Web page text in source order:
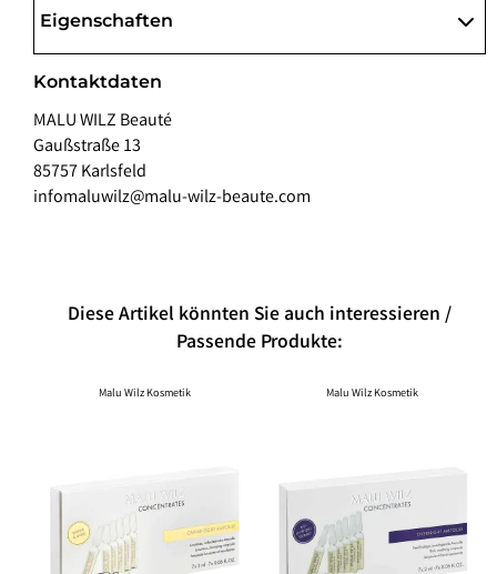
Eigenschaften
Kontaktdaten
MALU WILZ Beauté
Gaußstraße 13
85757 Karlsfeld
infomaluwilz@malu-wilz-beaute.com
Diese Artikel könnten Sie auch interessieren /
Passende Produkte:
Malu Wilz Kosmetik Malu Wilz Kosmetik